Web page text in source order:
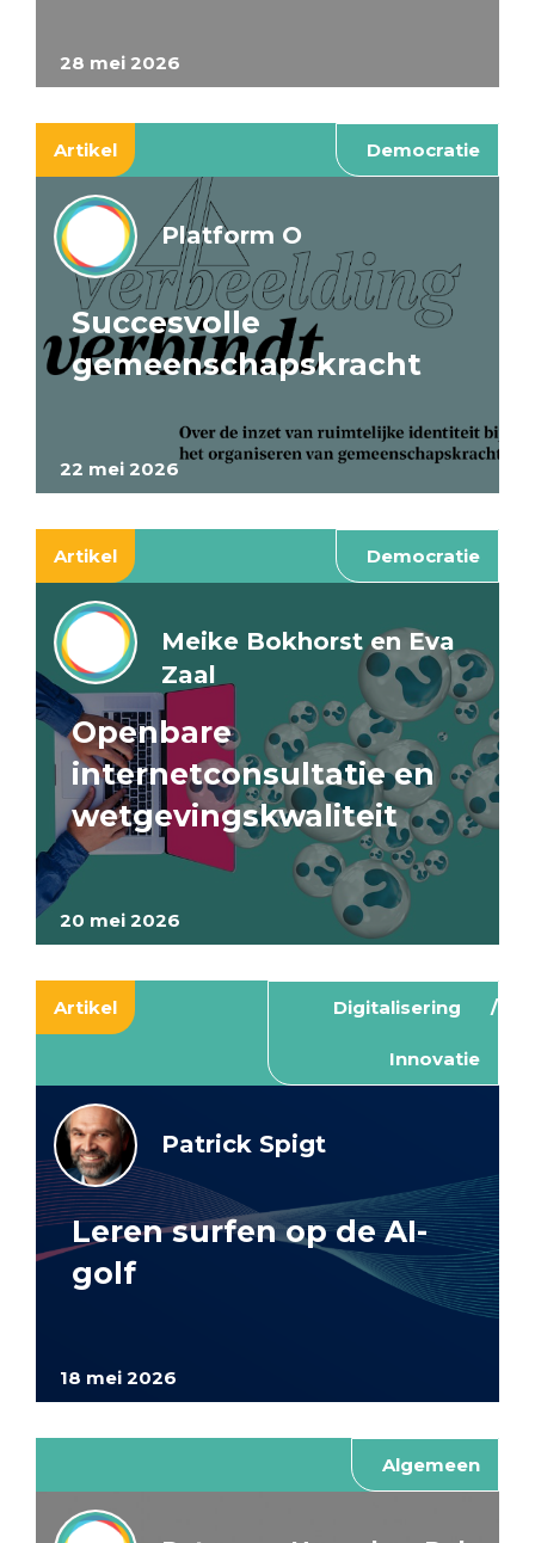
28 mei 2026
Artikel Democratie
22 mei 2026
Platform O
Succesvolle
gemeenschapskracht
Artikel Democratie
20 mei 2026
Meike Bokhorst en Eva
Zaal
Openbare
internetconsultatie en
wetgevingskwaliteit
Artikel Digitalisering
Innovatie
18 mei 2026
Patrick Spigt
Leren surfen op de AI-
golf
Algemeen